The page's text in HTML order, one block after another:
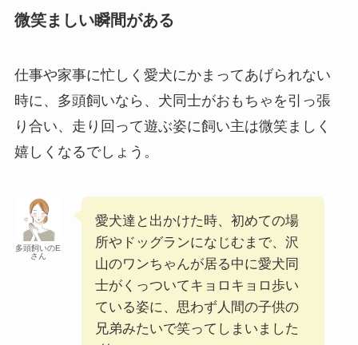
微笑ましい瞬間がある
仕事や家事に忙しく愛犬にかまってあげられない
時に、多頭飼いなら、犬同士がおもちゃを引っ張
り合い、走り回って遊ぶ姿に飼い主は微笑ましく
嬉しくなるでしょう。
多頭飼いのE
さん
愛犬達と出かけた時、初めての場
所やドッグランになじむまで、沢
山のワンちゃんが居る中に愛犬同
士がくっついてキョロキョロ歩い
ている姿に、思わず人間の子供の
兄弟みたいで笑ってしまいました